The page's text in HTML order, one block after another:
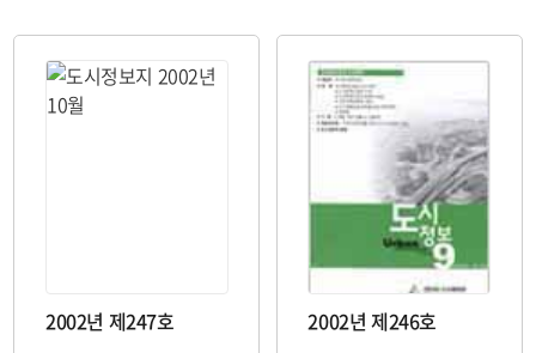
2002년 제247호 2002년 제246호